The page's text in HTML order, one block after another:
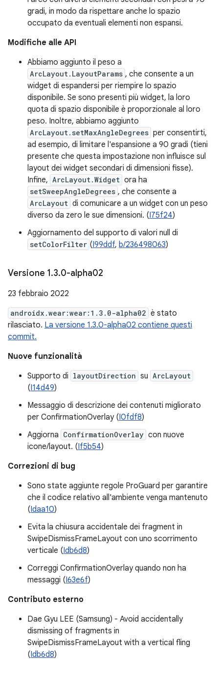
gradi, in modo da rispettare anche lo spazio
occupato da eventuali elementi non espansi.
Modifiche alle API
Abbiamo aggiunto il peso a
ArcLayout.LayoutParams , che consente a un
widget di espandersi per riempire lo spazio
disponibile. Se sono presenti più widget, la loro
quota di spazio disponibile è proporzionale al loro
peso. Inoltre, abbiamo aggiunto
ArcLayout.setMaxAngleDegrees per consentirti,
ad esempio, di limitare l'espansione a 90 gradi (tieni
presente che questa impostazione non influisce sul
layout dei widget secondari di dimensioni fisse).
Infine, ArcLayout.Widget ora ha
setSweepAngleDegrees , che consente a
ArcLayout di comunicare a un widget con un peso
diverso da zero le sue dimensioni. (I75f24)
Aggiornamento del supporto di valori null di
setColorFilter (I99ddf, b/236498063)
Versione 1.3.0-alpha02
23 febbraio 2022
androidx.wear:wear:1.3.0-alpha02 è stato
rilasciato. La versione 1.3.0-alpha02 contiene questi
commit.
Nuove funzionalità
Supporto di layoutDirection su ArcLayout
(I14d49)
Messaggio di descrizione dei contenuti migliorato
per ConfirmationOverlay (I0fdf8)
Aggiorna ConfirmationOverlay con nuove
icone/layout. (If5b54)
Correzioni di bug
Sono state aggiunte regole ProGuard per garantire
che il codice relativo all'ambiente venga mantenuto
(Idaa10)
Evita la chiusura accidentale dei fragment in
SwipeDismissFrameLayout con uno scorrimento
verticale (Idb6d8)
Correggi ConfirmationOverlay quando non ha
messaggi (I63e6f)
Contributo esterno
Dae Gyu LEE (Samsung) - Avoid accidentally
dismissing of fragments in
SwipeDismissFrameLayout with a vertical fling
(Idb6d8)